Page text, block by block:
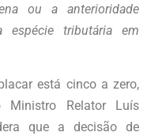
ou a anterioridade
espécie tributária em
está cinco a zero,
Ministro Relator Luís
que a decisão de